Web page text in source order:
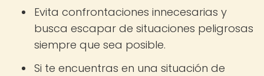
Evita confrontaciones innecesarias y
busca escapar de situaciones peligrosas
siempre que sea posible.
Si te encuentras en una situación de